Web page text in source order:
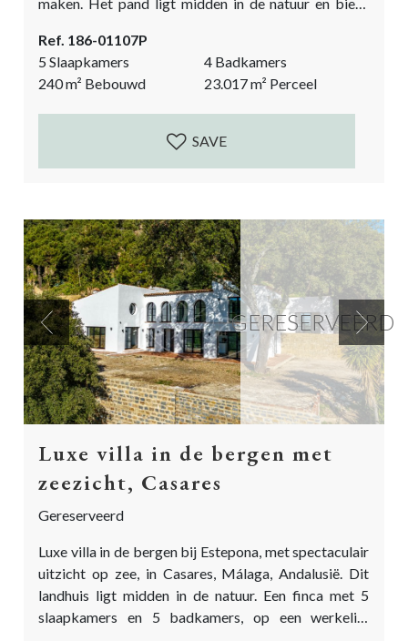
het Moorse kasteel! Het vlakke perceel langs de
rivier is een enorme troef. Dit is de ideale finca in
Casares om paarden te houden en een boerenleven te
leiden. Het...
Ref. 186-01107P
5 Slaapkamers
4 Badkamers
240m² Bebouwd 23.017m² Perceel
SAVE
GERESERVEERD
Previous Next
Luxe villa in de bergen met
zeezicht, Casares
Gereserveerd
Luxe villa in de bergen bij Estepona, met spectaculair
uitzicht op zee, in Casares, Málaga, Andalusië. Dit
landhuis ligt midden in de natuur. Een finca met 5
slaapkamers en 5 badkamers, op een werkelijk